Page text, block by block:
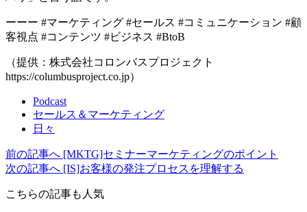
ーーー #マーケティング #セールス #コミュニケーション #顧
客視点 #コンテンツ #ビジネス #BtoB
（提供：株式会社コロンバスプロジェクト
https://columbusproject.co.jp）
Podcast
セールス＆マーケティング
日々
前の記事へ [MKTG]セミナーマーケティングのポイント
次の記事へ [IS]お客様の発注プロセスを理解する
こちらの記事も人気